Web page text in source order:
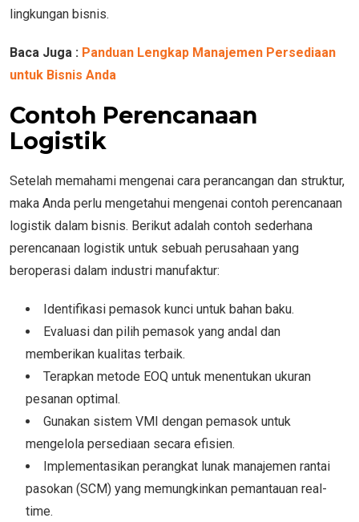
lingkungan bisnis.
Baca Juga : Panduan Lengkap Manajemen Persediaan
untuk Bisnis Anda
Contoh Perencanaan
Logistik
Setelah memahami mengenai cara perancangan dan struktur,
maka Anda perlu mengetahui mengenai contoh perencanaan
logistik dalam bisnis. Berikut adalah contoh sederhana
perencanaan logistik untuk sebuah perusahaan yang
beroperasi dalam industri manufaktur:
Identifikasi pemasok kunci untuk bahan baku.
Evaluasi dan pilih pemasok yang andal dan
memberikan kualitas terbaik.
Terapkan metode EOQ untuk menentukan ukuran
pesanan optimal.
Gunakan sistem VMI dengan pemasok untuk
mengelola persediaan secara efisien.
Implementasikan perangkat lunak manajemen rantai
pasokan (SCM) yang memungkinkan pemantauan real-
time.